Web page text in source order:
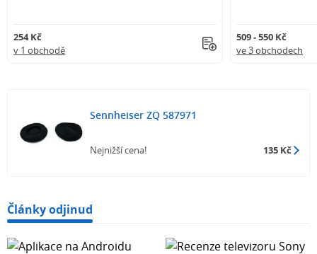
254 Kč
v 1 obchodě
509 - 550 Kč
ve 3 obchodech
Sennheiser ZQ 587971
Nejnižší cena! 135 Kč
Články odjinud